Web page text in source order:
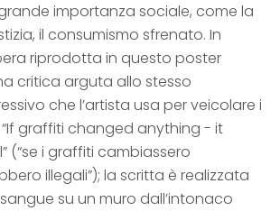
importanza sociale, come la
il consumismo sfrenato. In
riprodotta in questo poster
critica arguta allo stesso
che l’artista usa per veicolare i
graffiti changed anything - it
(“se i graffiti cambiassero
illegali”); la scritta è realizzata
su un muro dall’intonaco